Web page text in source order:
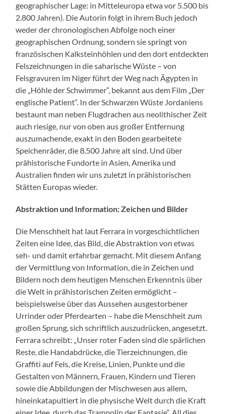
geographischer Lage: in Mitteleuropa etwa vor 5.500 bis
2.800 Jahren). Die Autorin folgt in ihrem Buch jedoch
weder der chronologischen Abfolge noch einer
geographischen Ordnung, sondern sie springt von
französischen Kalksteinhöhlen und den dort entdeckten
Felszeichnungen in die saharische Wüste – von
Felsgravuren im Niger führt der Weg nach Ägypten in
die „Höhle der Schwimmer“, bekannt aus dem Film „Der
englische Patient“. In der Schwarzen Wüste Jordaniens
bestaunt man neben Flugdrachen aus neolithischer Zeit
auch riesige, nur von oben aus großer Entfernung
auszumachende, exakt in den Boden gearbeitete
Speichenräder, die 8.500 Jahre alt sind. Und über
prähistorische Fundorte in Asien, Amerika und
Australien finden wir uns zuletzt in prähistorischen
Stätten Europas wieder.
Abstraktion und Information: Zeichen und Bilder
Die Menschheit hat laut Ferrara in vorgeschichtlichen
Zeiten eine Idee, das Bild, die Abstraktion von etwas
seh- und damit erfahrbar gemacht. Mit diesem Anfang
der Vermittlung von Information, die in Zeichen und
Bildern noch dem heutigen Menschen Erkenntnis über
die Welt in prähistorischen Zeiten ermöglicht –
beispielsweise über das Aussehen ausgestorbener
Urrinder oder Pferdearten – habe die Menschheit zum
großen Sprung, sich schriftlich auszudrücken, angesetzt.
Ferrara schreibt: „Unser roter Faden sind die spärlichen
Reste, die Handabdrücke, die Tierzeichnungen, die
Graffiti auf Fels, die Kreise, Linien, Punkte und die
Gestalten von Männern, Frauen, Kindern und Tieren
sowie die Abbildungen der Mischwesen aus allem,
hineinkatapultiert in die physische Welt durch die Kraft